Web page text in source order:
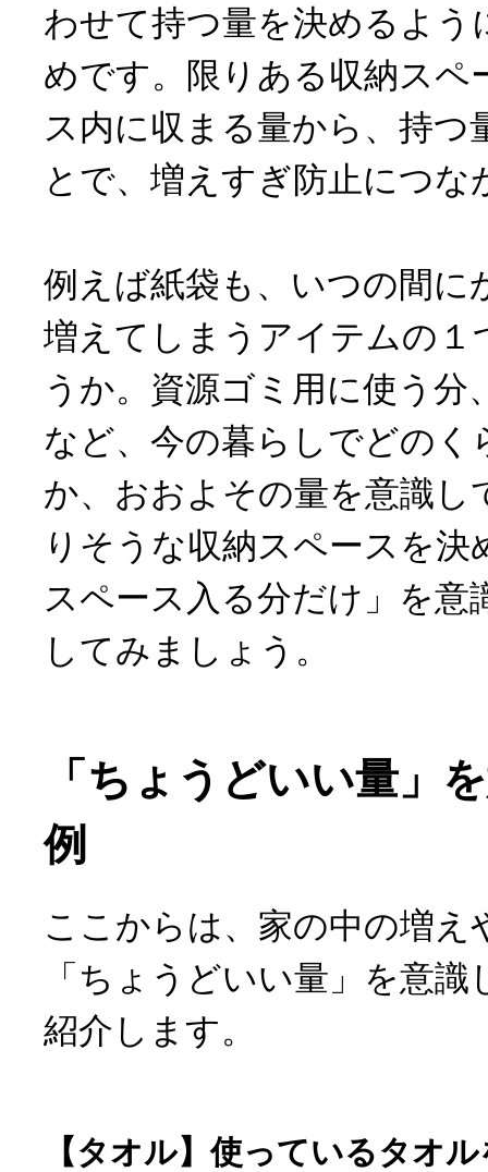
わせて持つ量を決めるよう
めです。限りある収納スペ
ス内に収まる量から、持つ
とで、増えすぎ防止につな
例えば紙袋も、いつの間に
増えてしまうアイテムの１
うか。資源ゴミ用に使う分
など、今の暮らしでどのく
か、おおよその量を意識し
りそうな収納スペースを決
スペース入る分だけ」を意
してみましょう。
「ちょうどいい量」
例
ここからは、家の中の増え
「ちょうどいい量」を意
紹介します。
【タオル】使っているタオ